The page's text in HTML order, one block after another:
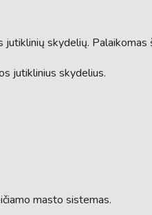
skydelių. Palaikomas
jutiklinius skydelius.
masto sistemas.